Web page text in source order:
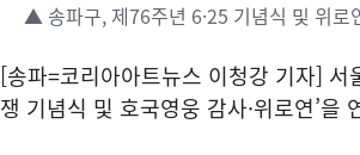
▲ 송파구, 제76주년 6·25 기념식 및 위로
[송파=코리아아트뉴스 이청강 기자] 서
쟁 기념식 및 호국영웅 감사·위로연’을